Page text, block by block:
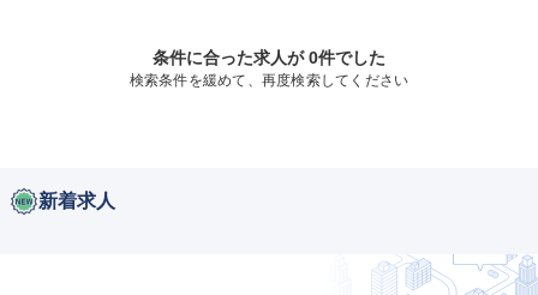
条件に合った求人が 0件でした
検索条件を緩めて、再度検索してください
新着求人